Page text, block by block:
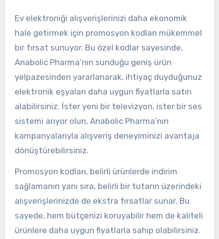
Ev elektroniği alışverişlerinizi daha ekonomik
hale getirmek için promosyon kodları mükemmel
bir fırsat sunuyor. Bu özel kodlar sayesinde,
Anabolic Pharma’nın sunduğu geniş ürün
yelpazesinden yararlanarak, ihtiyaç duyduğunuz
elektronik eşyaları daha uygun fiyatlarla satın
alabilirsiniz. İster yeni bir televizyon, ister bir ses
sistemi arıyor olun, Anabolic Pharma’nın
kampanyalarıyla alışveriş deneyiminizi avantaja
dönüştürebilirsiniz.
Promosyon kodları, belirli ürünlerde indirim
sağlamanın yanı sıra, belirli bir tutarın üzerindeki
alışverişlerinizde de ekstra fırsatlar sunar. Bu
sayede, hem bütçenizi koruyabilir hem de kaliteli
ürünlere daha uygun fiyatlarla sahip olabilirsiniz.